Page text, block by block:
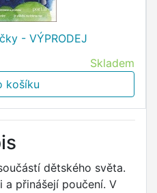
- VÝPRODEJ
Skladem
dětského světa.
a přinášejí poučení. V